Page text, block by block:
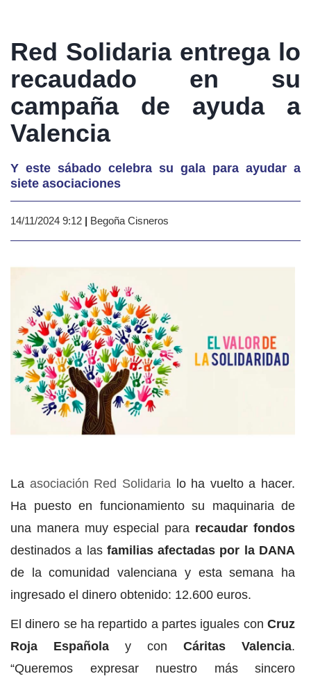
Red Solidaria entrega lo
recaudado en su
campaña de ayuda a
Valencia
Y este sábado celebra su gala para ayudar a
siete asociaciones
14/11/2024 9:12 | Begoña Cisneros
La asociación Red Solidarialo ha vuelto a hacer.
Ha puesto en funcionamiento su maquinaria de
una manera muy especial para recaudar fondos
destinados a las familias afectadas por la DANA
de la comunidad valenciana y esta semana ha
ingresado el dinero obtenido: 12.600 euros.
El dinero se ha repartido a partes iguales con Cruz
Roja Española y con Cáritas Valencia.
“Queremos expresar nuestro más sincero